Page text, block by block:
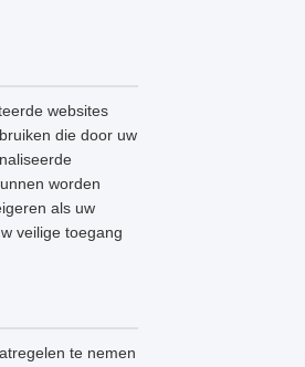
websites
die door uw
worden
als uw
veilige toegang
te nemen